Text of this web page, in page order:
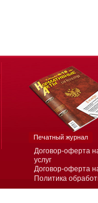
Договор-оферта
услуг
Договор-оферта
Политика
Печатный журнал